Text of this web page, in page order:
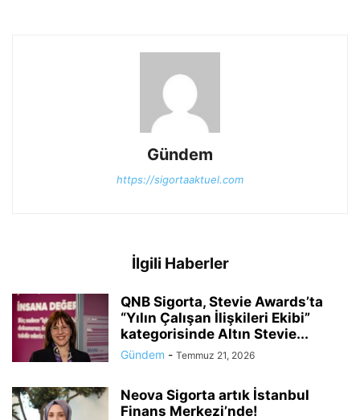
Gündem
https://sigortaaktuel.com
İlgili Haberler
QNB Sigorta, Stevie Awards’ta
“Yılın Çalışan İlişkileri Ekibi”
kategorisinde Altın Stevie...
Gündem - Temmuz 21, 2026
Neova Sigorta artık İstanbul
Finans Merkezi’nde!